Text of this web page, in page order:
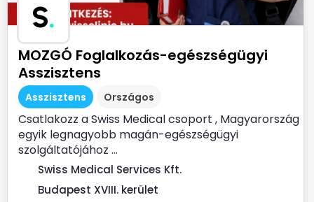
S.
MOZGÓ Foglalkozás-egészségügyi
Asszisztens
Asszisztens Országos
Csatlakozz a Swiss Medical csoport , Magyarország
egyik legnagyobb magán-egészségügyi
szolgáltatójához ...
Swiss Medical Services Kft.
Budapest XVIII. kerület